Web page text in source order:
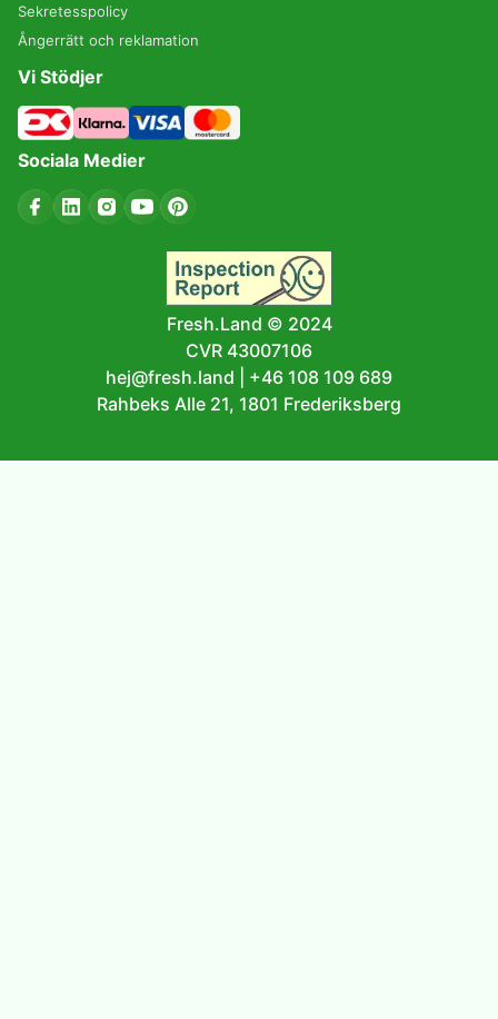
Sekretesspolicy
Ångerrätt och reklamation
Vi Stödjer
Sociala Medier
Fresh.Land © 2024
CVR 43007106
hej@fresh.land
+46 108 109 689
Rahbeks Alle 21, 1801 Frederiksberg